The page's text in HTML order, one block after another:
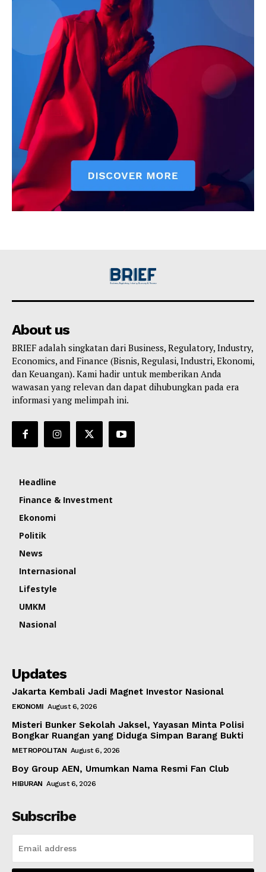
About us
BRIEF adalah singkatan dari Business, Regulatory, Industry,
Economics, and Finance (Bisnis, Regulasi, Industri, Ekonomi,
dan Keuangan). Kami hadir untuk memberikan Anda
wawasan yang relevan dan dapat dihubungkan pada era
informasi yang melimpah ini.
Headline
Finance & Investment
Ekonomi
Politik
News
Internasional
Lifestyle
UMKM
Nasional
Updates
Jakarta Kembali Jadi Magnet Investor Nasional
EKONOMI August 6, 2026
Misteri Bunker Sekolah Jaksel, Yayasan Minta Polisi
Bongkar Ruangan yang Diduga Simpan Barang Bukti
METROPOLITAN August 6, 2026
Boy Group AEN, Umumkan Nama Resmi Fan Club
HIBURAN August 6, 2026
Subscribe